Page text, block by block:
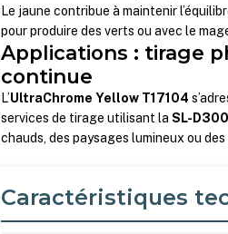
Le jaune contribue à maintenir
pour produire des verts ou avec le
Applications : tirage
continue
L’UltraChrome Yellow T17104
services de tirage utilisant laSL-
chauds, des paysages lumineux ou
Caractéristiques